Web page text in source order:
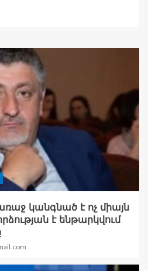
կանգնած է ոչ միայն
է ենթարկվում